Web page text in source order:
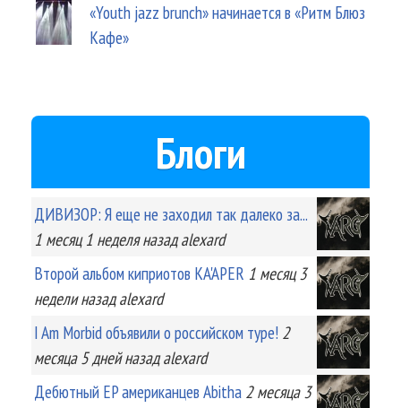
«Youth jazz brunch» начинается в «Ритм Блюз
Кафе»
Блоги
ДИВИЗОР: Я еще не заходил так далеко за...
1 месяц 1 неделяназад alexard
Второй альбом киприотов KA'APER 1 месяц 3
неделиназад alexard
I Am Morbid объявили о российском туре! 2
месяца 5 днейназад alexard
Дебютный EP американцев Abitha 2 месяца 3